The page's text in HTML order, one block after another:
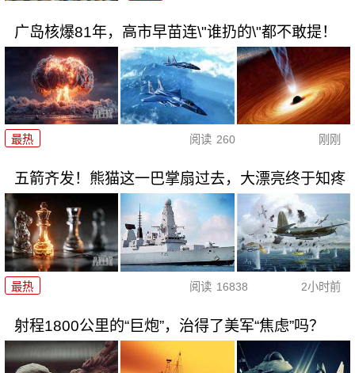
广岛核爆81年，高市早苗连\"谁扔的\"都不敢提！
最热 阅读 260 刚刚
五箭齐发！熊猫这一巴掌扇过去，大漂亮终于知疼
最热 阅读 16838 2小时前
射程1800公里的“巨炮”，治得了美军“焦虑”吗？